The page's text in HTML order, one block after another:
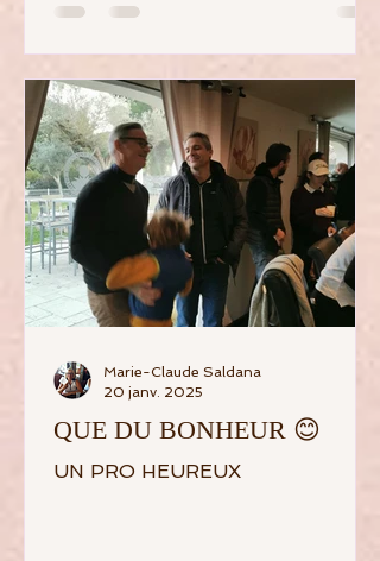
QUE DU BONHEUR 😊
UN PRO HEUREUX
Marie-Claude Saldana
20 janv. 2025